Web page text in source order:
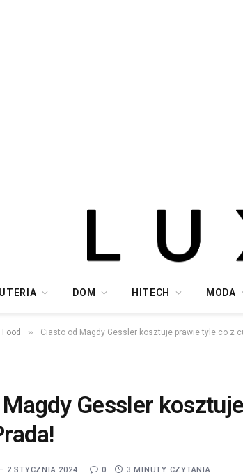
DOM HITECH MODA
Food » Ciasto od Magdy Gessler kosztuje prawie tyle co z
Gessler
2 STYCZNIA 2024 0 3 MINUTY CZYTANIA